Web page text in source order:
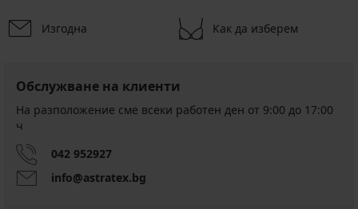
-50%
Сутиен
DIAMOND
Black
с
подвижни
подплънки
Разпродажба
Сутиен
Cabello
Up
Намаление
25,00
€
Изгодна Как да изберем
Обслужване на клиенти
На разположение сме всеки работен ден от 9:00 до 17:00
ч
042 952927
info@astratex.bg